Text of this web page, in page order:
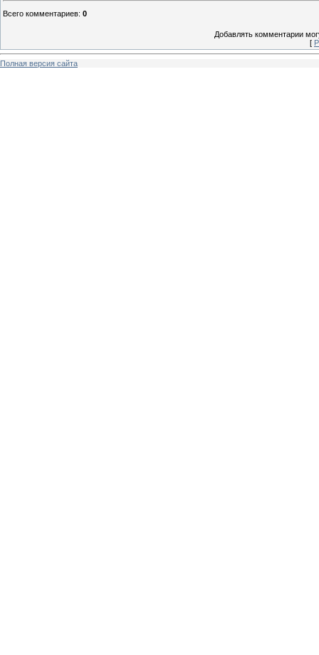
Всего комментариев: 0
Добавлять комментарии
[
Полная версия сайта